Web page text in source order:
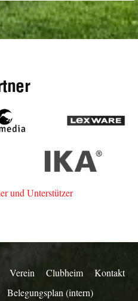
zeamedia,
Werbeagentur
IKA
und Unterstützer
Verein Clubheim
Kontakt
Belegungsplan (intern)